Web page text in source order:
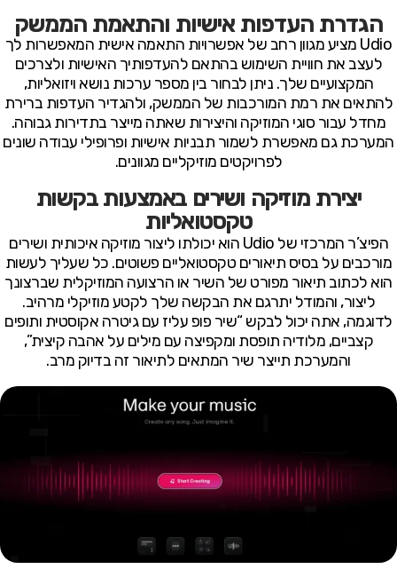
הגדרת העדפות אישיות והתאמת הממשק
Udio מציע מגוון רחב של אפשרויות התאמה אישית המאפשרות לך
לעצב את חוויית השימוש בהתאם להעדפותיך האישיות ולצרכים
המקצועיים שלך. ניתן לבחור בין מספר ערכות נושא ויזואליות,
להתאים את רמת המורכבות של הממשק, ולהגדיר העדפות ברירת
מחדל עבור סוגי המוזיקה והיצירות שאתה מייצר בתדירות גבוהה.
המערכת גם מאפשרת לשמור תבניות אישיות ופרופילי עבודה שונים
לפרויקטים מוזיקליים מגוונים.
יצירת מוזיקה ושירים באמצעות בקשות
טקסטואליות
הפיצ’ר המרכזי של Udio הוא יכולתו ליצור מוזיקה איכותית ושירים
מורכבים על בסיס תיאורים טקסטואליים פשוטים. כל שעליך לעשות
הוא לכתוב תיאור מפורט של השיר או הרצועה המוזיקלית שברצונך
ליצור, והמודל יתרגם את הבקשה שלך לקטע מוזיקלי מרהיב.
לדוגמה, אתה יכול לבקש “שיר פופ עליז עם גיטרה אקוסטית ותופים
קצביים, מלודיה תופסת ומקפיצה עם מילים על אהבה קיצית”,
והמערכת תייצר שיר המתאים לתיאור זה בדיוק מרב.